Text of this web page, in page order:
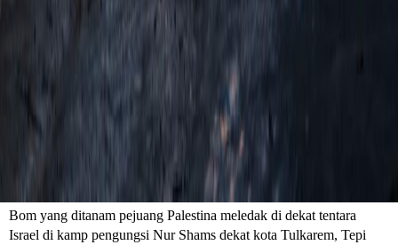
Bom yang ditanam pejuang Palestina meledak di dekat tentara
Israel di kamp pengungsi Nur Shams dekat kota Tulkarem, Tepi